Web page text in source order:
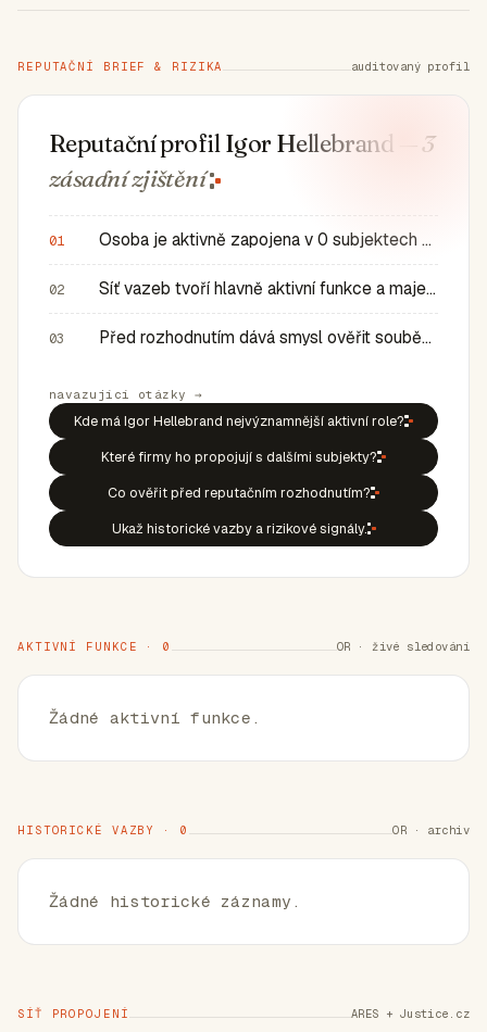
REPUTAČNÍ BRIEF & RIZIKA auditovaný profil
Reputační profil Igor Hellebrand
— 3
zásadnízjištění
01 Osoba je aktivně zapojena v 0 subjektech a má 0 historic…
02 Síť vazeb tvoří hlavně aktivní funkce a majetkové role v…
03 Před rozhodnutím dává smysl ověřit souběh rolí, historic…
navazující otázky →
Kde má Igor Hellebrand nejvýznamnější aktivní role?
Které firmy ho propojují s dalšími subjekty?
Co ověřit před reputačním rozhodnutím?
Ukaž historické vazby a rizikové signály.
AKTIVNÍ FUNKCE · 0 OR · živé sledování
Žádné aktivní funkce.
HISTORICKÉ VAZBY · 0 OR · archiv
Žádné historické záznamy.
SÍŤ PROPOJENÍ ARES + Justice.cz